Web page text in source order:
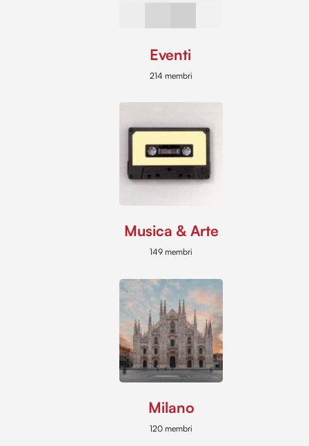
Eventi
214 membri
Musica & Arte
149 membri
Milano
120 membri